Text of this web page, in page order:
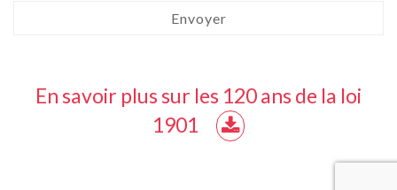
En savoir plus sur les 120 ans de la loi
1901